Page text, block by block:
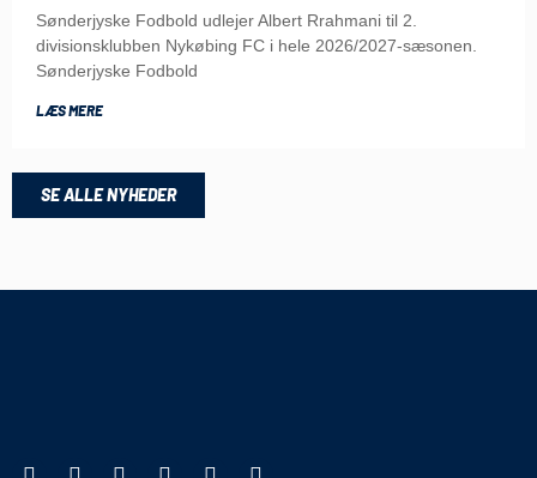
Sønderjyske Fodbold udlejer Albert Rrahmani til 2.
divisionsklubben Nykøbing FC i hele 2026/2027-sæsonen.
Sønderjyske Fodbold
LÆS MERE
SE ALLE NYHEDER